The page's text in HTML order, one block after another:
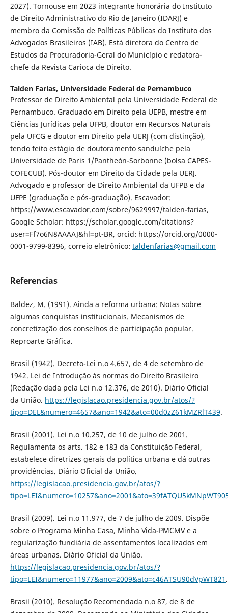
2027). Tornouse em 2023 integrante honorária do Instituto
de Direito Administrativo do Rio de Janeiro (IDARJ) e
membro da Comissão de Políticas Públicas do Instituto dos
Advogados Brasileiros (IAB). Está diretora do Centro de
Estudos da Procuradoria-Geral do Município e redatora-
chefe da Revista Carioca de Direito.
Talden Farias, Universidade Federal de Pernambuco
Professor de Direito Ambiental pela Universidade Federal de
Pernambuco. Graduado em Direito pela UEPB, mestre em
Ciências Jurídicas pela UFPB, doutor em Recursos Naturais
pela UFCG e doutor em Direito pela UERJ (com distinção),
tendo feito estágio de doutoramento sanduíche pela
Universidade de Paris 1/Pantheón-Sorbonne (bolsa CAPES-
COFECUB). Pós-doutor em Direito da Cidade pela UERJ.
Advogado e professor de Direito Ambiental da UFPB e da
UFPE (graduação e pós-graduação). Escavador:
https://www.escavador.com/sobre/9629997/talden-farias,
Google Scholar: https://scholar.google.com/citations?
user=Ff7o6N8AAAAJ&hl=pt-BR, orcid: https://orcid.org/0000-
0001-9799-8396, correio eletrônico: taldenfarias@gmail.com
Referencias
Baldez, M. (1991). Ainda a reforma urbana: Notas sobre
algumas conquistas institucionais. Mecanismos de
concretização dos conselhos de participação popular.
Reproarte Gráfica.
Brasil (1942). Decreto-Lei n.o 4.657, de 4 de setembro de
1942. Lei de Introdução às normas do Direito Brasileiro
(Redação dada pela Lei n.o 12.376, de 2010). Diário Oficial
da União. https://legislacao.presidencia.gov.br/atos/?
tipo=DEL&numero=4657&ano=1942&ato=00d0zZ61kMZRlT439.
Brasil (2001). Lei n.o 10.257, de 10 de julho de 2001.
Regulamenta os arts. 182 e 183 da Constituição Federal,
estabelece diretrizes gerais da política urbana e dá outras
providências. Diário Oficial da União.
https://legislacao.presidencia.gov.br/atos/?
Brasil (2009). Lei n.o 11.977, de 7 de julho de 2009. Dispõe
sobre o Programa Minha Casa, Minha Vida-PMCMV e a
regularização fundiária de assentamentos localizados em
áreas urbanas. Diário Oficial da União.
https://legislacao.presidencia.gov.br/atos/?
tipo=LEI&numero=11977&ano=2009&ato=c46ATSU90dVpWT821 .
Brasil (2010). Resolução Recomendada n.o 87, de 8 de